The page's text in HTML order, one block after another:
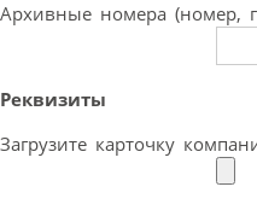
Архивные номера (номер,
Реквизиты
Загрузите карточку